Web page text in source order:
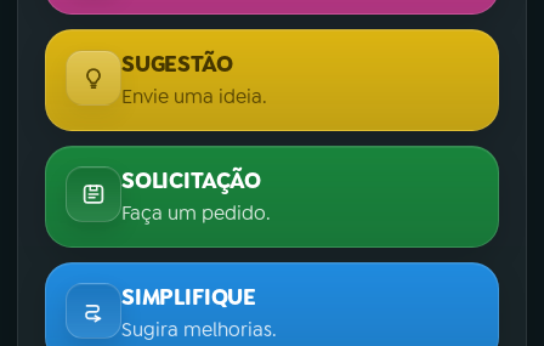
SUGESTÃO
Envie uma ideia.
SOLICITAÇÃO
Faça um pedido.
SIMPLIFIQUE
Sugira melhorias.